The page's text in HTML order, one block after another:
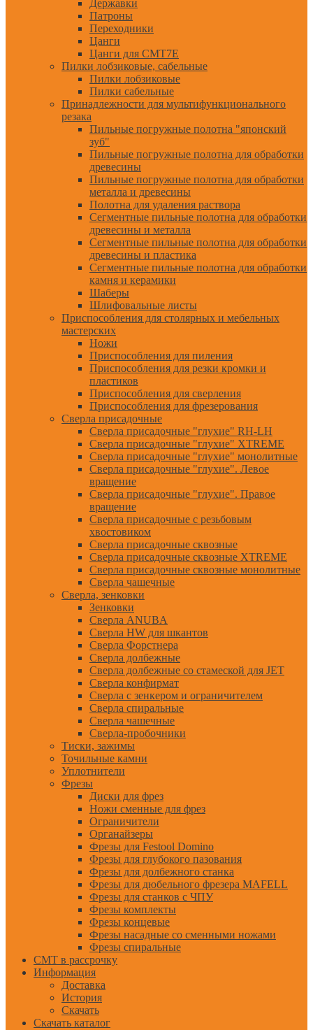
Державки
Патроны
Переходники
Цанги
Цанги для CMT7E
Пилки лобзиковые, сабельные
Пилки лобзиковые
Пилки сабельные
Принадлежности для мультифункционального
резака
Пильные погружные полотна "японский
зуб"
Пильные погружные полотна для обработки
древесины
Пильные погружные полотна для обработки
металла и древесины
Полотна для удаления раствора
Сегментные пильные полотна для обработки
древесины и металла
Сегментные пильные полотна для обработки
древесины и пластика
Сегментные пильные полотна для обработки
камня и керамики
Шаберы
Шлифовальные листы
Приспособления для столярных и мебельных
мастерских
Ножи
Приспособления для пиления
Приспособления для резки кромки и
пластиков
Приспособления для сверления
Приспособления для фрезерования
Сверла присадочные
Сверла присадочные "глухие" RH-LH
Сверла присадочные "глухие" XTREME
Сверла присадочные "глухие" монолитные
Сверла присадочные "глухие". Левое
вращение
Сверла присадочные "глухие". Правое
вращение
Сверла присадочные с резьбовым
хвостовиком
Сверла присадочные сквозные
Сверла присадочные сквозные XTREME
Сверла присадочные сквозные монолитные
Сверла чашечные
Сверла, зенковки
Зенковки
Сверла ANUBA
Сверла HW для шкантов
Сверла Форстнера
Сверла долбежные
Сверла долбежные со стамеской для JET
Сверла конфирмат
Сверла с зенкером и ограничителем
Сверла спиральные
Сверла чашечные
Сверла-пробочники
Тиски, зажимы
Точильные камни
Уплотнители
Фрезы
Диски для фрез
Ножи сменные для фрез
Ограничители
Органайзеры
Фрезы для Festool Domino
Фрезы для глубокого пазования
Фрезы для долбежного станка
Фрезы для дюбельного фрезера MAFELL
Фрезы для станков с ЧПУ
Фрезы комплекты
Фрезы концевые
Фрезы насадные со сменными ножами
Фрезы спиральные
CMT в рассрочку
Информация
Доставка
История
Скачать
Скачать каталог